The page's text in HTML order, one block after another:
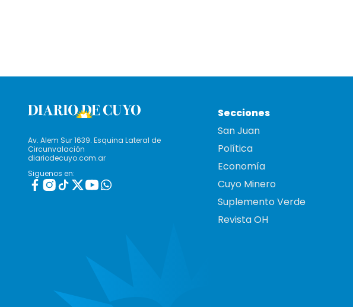
Av. Alem Sur 1639. Esquina Lateral de
Circunvalación
diariodecuyo.com.ar
Siguenos en:
Secciones
San Juan
Política
Economía
Cuyo Minero
Suplemento Verde
Revista OH